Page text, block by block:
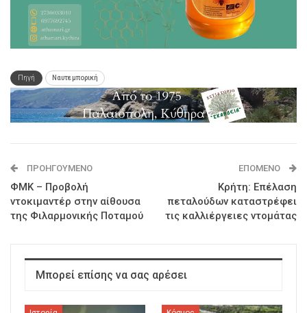
Πηγή Ναυτεμπορική
ΠΡΟΗΓΟΎΜΕΝΟ
ΦΜΚ – Προβολή
ντοκιμαντέρ στην αίθουσα
της Φιλαρμονικής Ποταμού
ΕΠΌΜΕΝΟ
Κρήτη: Επέλαση
πεταλούδων καταστρέφει
τις καλλιέργειες ντομάτας
Μπορεί επίσης να σας αρέσει